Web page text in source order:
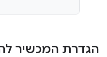
הגדרת המכשיר